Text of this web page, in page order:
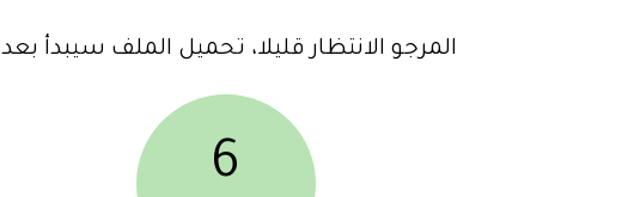
المرجو الانتظار قليلا، تحميل الملف سيبدأ
6